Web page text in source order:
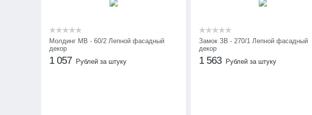
Молдинг МВ - 60/2 Лепной фасадный
декор
1 057 Рублей за штуку
Замок ЗВ - 270/1 Лепной фасадный
декор
1 563 Рублей за штуку